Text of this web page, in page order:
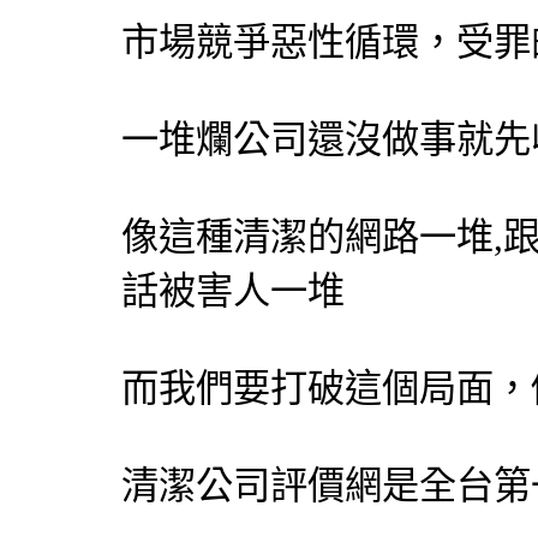
市場競爭惡性循環，受
一堆爛公司還沒做事就
像這種清潔的網路一堆,
話被害人一堆
而我們要打破這個局面
清潔公司評價網是全台